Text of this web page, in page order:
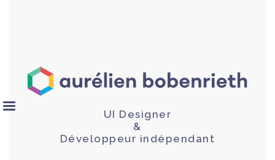
UI Designer
&
Développeur indépendant